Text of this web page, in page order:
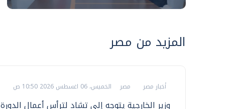
المزيد من مصر
أخبار مصر مصر الخميس، 06 اغسطس 2026 10:50 ص
وزير الخارجية يتوجه إلى تشاد لترأس أعمال الدورة